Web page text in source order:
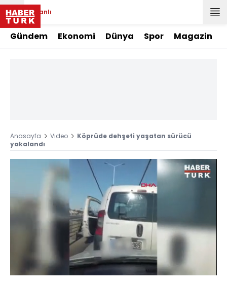
Canlı
Gündem Ekonomi Dünya Spor Magazin
Anasayfa Video
Köprüde dehşeti yaşatan sürücü
yakalandı
Sesi
Aç
Yüklendi:
100.00%
Oynatma
Hızı